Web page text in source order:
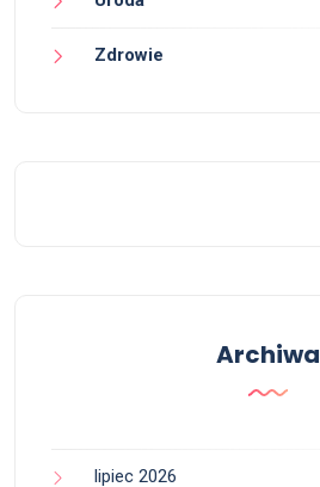
Zdrowie
Archiwa
lipiec 2026